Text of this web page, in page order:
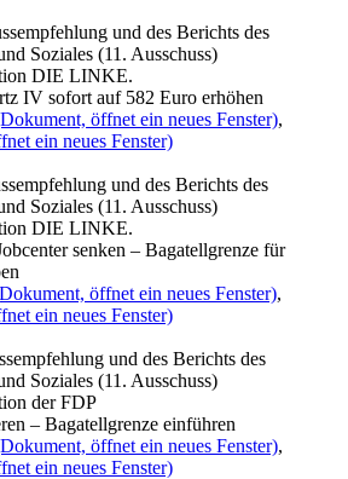
und des Berichts des
Soziales (11. Ausschuss)
DIE LINKE.
IV sofort auf 582 Euro erhöhen
öffnet ein neues Fenster),
ein neues Fenster)
und des Berichts des
Soziales (11. Ausschuss)
DIE LINKE.
senken – Bagatellgrenze für
öffnet ein neues Fenster),
ein neues Fenster)
und des Berichts des
Soziales (11. Ausschuss)
der FDP
– Bagatellgrenze einführen
öffnet ein neues Fenster),
ein neues Fenster)